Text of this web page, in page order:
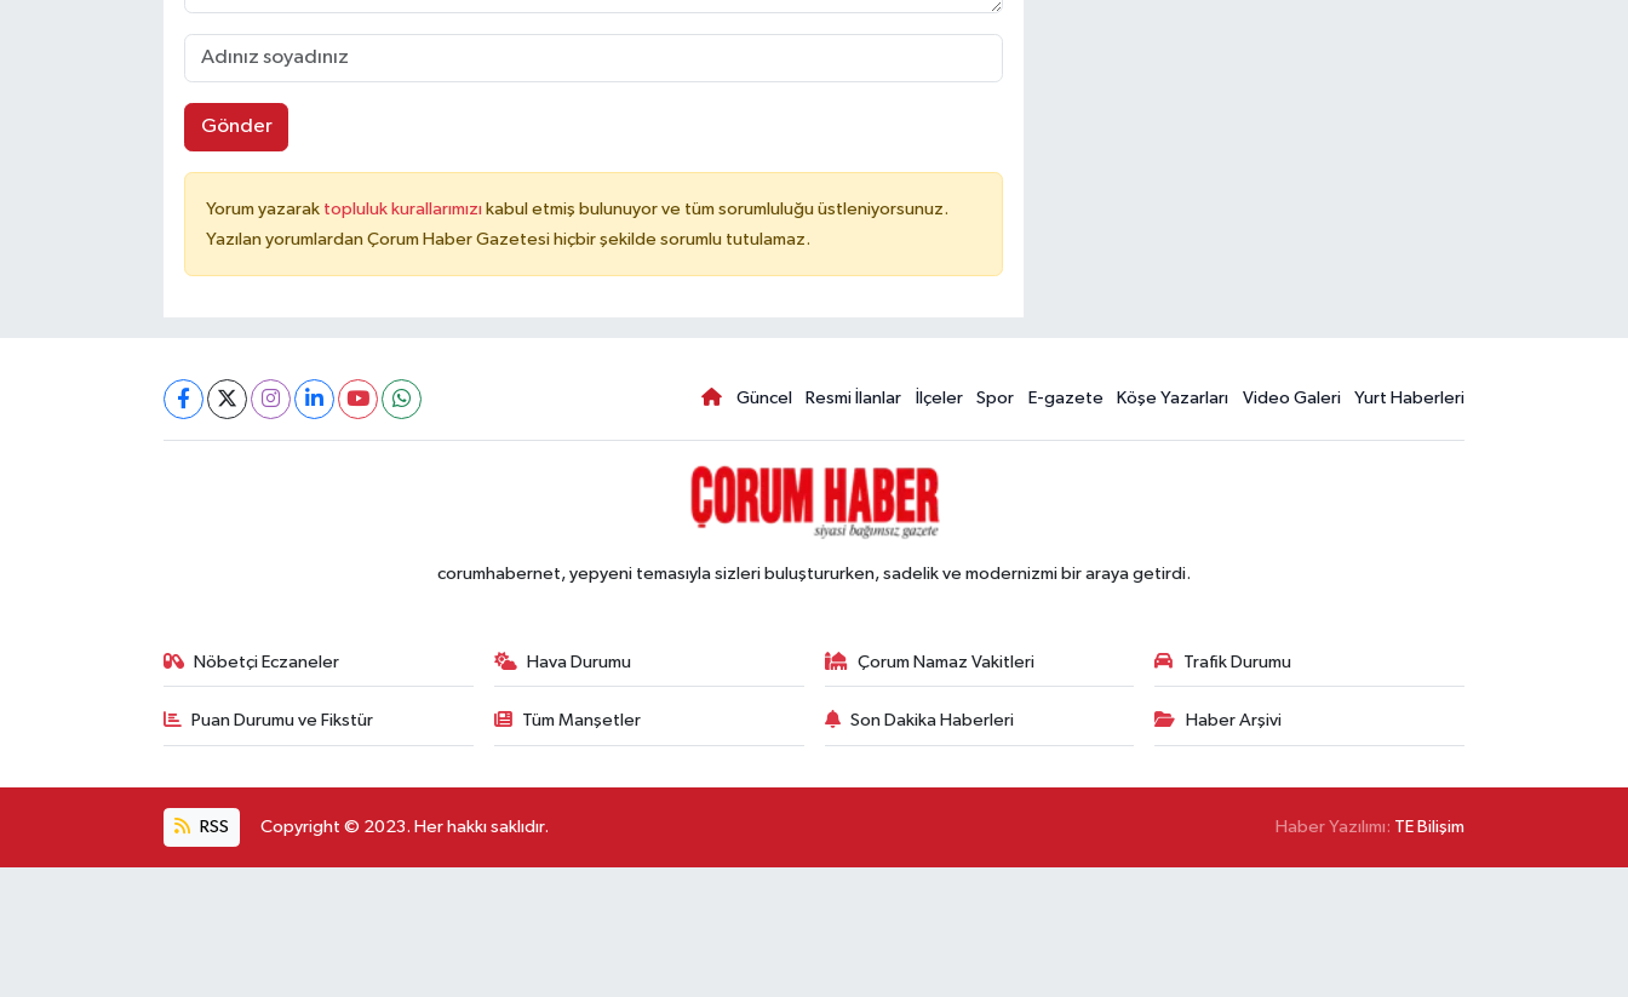
Gönder
Yorum yazarak topluluk kurallarımızı kabul etmiş bulunuyor ve tüm sorumluluğu üstleniyorsunuz.
Yazılan yorumlardan Çorum Haber Gazetesi hiçbir şekilde sorumlu tutulamaz.
Güncel Resmi İlanlar İlçeler Spor E-gazete Köşe Yazarları Video Galeri Yurt Haberleri
corumhabernet, yepyeni temasıyla sizleri buluştururken, sadelik ve modernizmi bir araya getirdi.
Nöbetçi Eczaneler Hava Durumu Çorum Namaz Vakitleri Trafik Durumu
Puan Durumu ve Fikstür Tüm Manşetler Son Dakika Haberleri Haber Arşivi
RSS Copyright © 2023. Her hakkı saklıdır. Haber Yazılımı: TE Bilişim